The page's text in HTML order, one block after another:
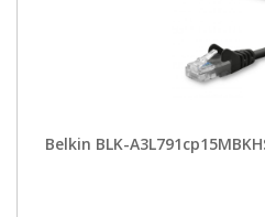
Belkin BLK-